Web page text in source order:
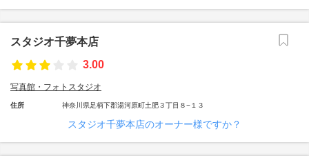
スタジオ千夢本店
3.00
写真館・フォトスタジオ
住所 神奈川県足柄下郡湯河原町土肥３丁目８−１３
スタジオ千夢本店のオーナー様ですか？